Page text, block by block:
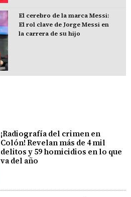
El cerebro de la marca Messi:
El rol clave de Jorge Messi en
la carrera de su hijo
¡Radiografía del crimen en
Colón! Revelan más de 4 mil
delitos y 59 homicidios en lo que
va del año